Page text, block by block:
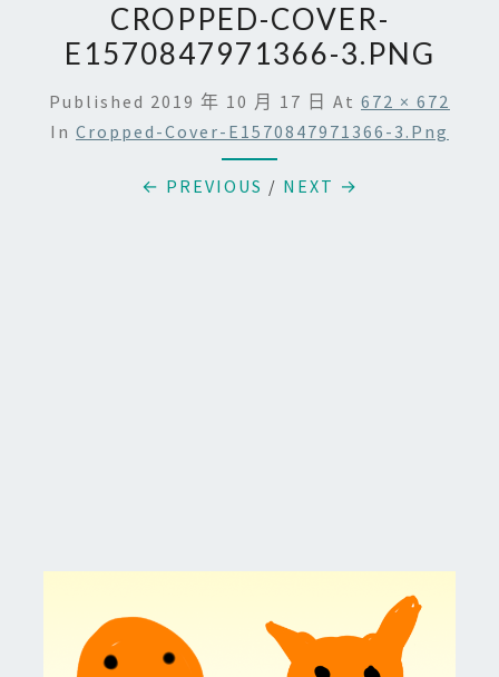
CROPPED-COVER-
E1570847971366-3.PNG
Published 2019 年 10 月 17 日 At 672 × 672
In Cropped-Cover-E1570847971366-3.png
← PREVIOUS / NEXT →